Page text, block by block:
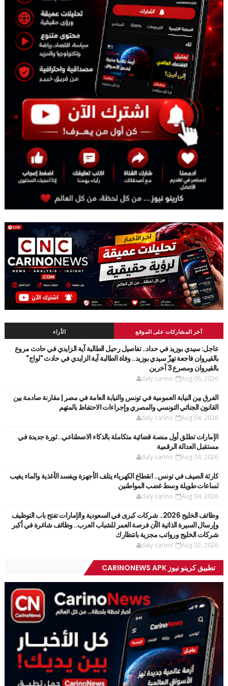
آخر المشاركات على الموقع الأراء
عاجل: سيدي بوزيد في حداد.. تفاصيل رحيل الطالبة آية الزايدي في حادث مروع
بالقيروان فاجعة تهزّ سيدي بوزيد.. وفاة الطالبة آية الزايدي في حادث "لواج"
بالقيروان ومصرع 3 آخرين
daly carino Aug 06, 2026
الفرق بين النيابة العمومية في تونس والنيابة العامة في مصر | مقارنة صادمة بين
القانون الجنائي التونسي والمصري وإجراءات الاحتفاظ بالمتهم
daly carino Aug 04, 2026
الإمارات تطلق أول منصة قضائية متكاملة بالذكاء الاصطناعي.. ثورة جديدة في
مستقبل العدالة الرقمية
daly carino Aug 04, 2026
كارثة الصيف في تونس.. انقطاع الكهرباء يتلف الأجهزة ويفسد الأغذية والماء يغيب
لساعات طويلة وسط غضب المواطنين
daly carino Aug 04, 2026
وظائف الخليج 2026.. شركات كبرى في السعودية والإمارات تفتح باب التوظيف
وإرسال السيرة الذاتية الآن فرصة العمر للشباب العرب.. وظائف شاغرة في أكبر
شركات الخليج ورواتب مجزية بانتظارك
daly carino Aug 02, 2026
تطبيق كرينو نيوز CARINONEWS APK